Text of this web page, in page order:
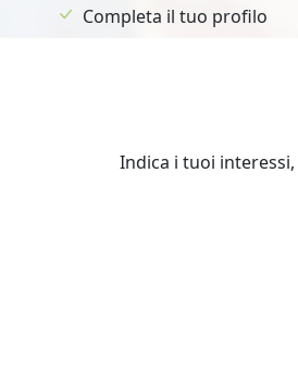
Completa il tuo profilo
Indica i tuoi